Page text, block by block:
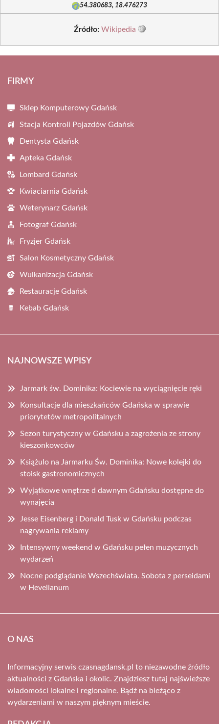
54.380683, 18.476273
Źródło: Wikipedia
FIRMY
Sklep Komputerowy Gdańsk
Stacja Kontroli Pojazdów Gdańsk
Dentysta Gdańsk
Apteka Gdańsk
Lombard Gdańsk
Kwiaciarnia Gdańsk
Weterynarz Gdańsk
Fotograf Gdańsk
Fryzjer Gdańsk
Salon Kosmetyczny Gdańsk
Wulkanizacja Gdańsk
Restauracje Gdańsk
Kebab Gdańsk
NAJNOWSZE WPISY
Jarmark św. Dominika: Kociewie na wyciągnięcie ręki
Konsultacje dla mieszkańców Gdańska w sprawie
priorytetów metropolitalnych
Sezon turystyczny w Gdańsku a zagrożenia ze strony
kieszonkowców
Książulo na Jarmarku Św. Dominika: Nowe kolejki do
stoisk gastronomicznych
Wyjątkowe wnętrze d dawnym Gdańsku dostępne do
wynajęcia
Jesse Eisenberg i Donald Tusk w Gdańsku podczas
nagrywania reklamy
Intensywny weekend w Gdańsku pełen muzycznych
wydarzeń
Nocne podglądanie Wszechświata. Sobota z perseidami
w Hevelianum
O NAS
Informacyjny serwis czasnagdansk.pl to niezawodne źródło
aktualności z Gdańska i okolic. Znajdziesz tutaj najświeższe
wiadomości lokalne i regionalne. Bądź na bieżąco z
wydarzeniami w naszym pięknym mieście.